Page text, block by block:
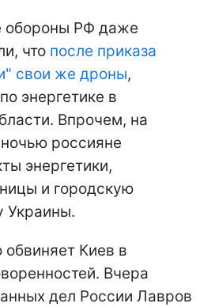
обороны РФ даже
что после приказа
свои же дроны,
энергетике в
Впрочем, на
россияне
энергетики,
и городскую
Украины.
Киев в
Вчера
дел России Лавров